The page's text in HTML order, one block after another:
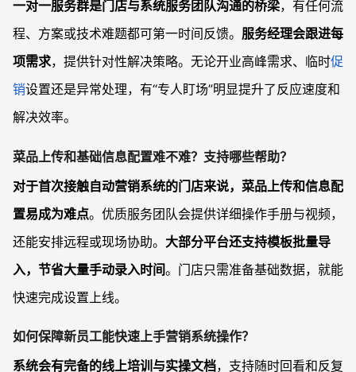
一对一服务群是门店与系统服务团队沟通的桥梁，有任何流
程、方案或技术难题都可第一时间反馈。 服务经理会跟进每
项需求，提供针对性解决策略。无论开业高峰需求、临时促
销设置还是异常处理，有“专人盯场”明显提升了反应速度和
解决效率。
菜品上传和基础信息配置难不难？支持哪些帮助？
对于首次接触自动营销系统的门店来说，菜品上传和信息配
置易成为难点。优质服务团队会提供详细操作手册与视频，
还能安排远程或现场协助。 大部分平台还支持模板批量导
入，节省大量手动录入时间。门店只需准备基础数据，就能
快速完成设置上线。
如何保障新员工能快速上手营销系统操作？
系统会有完备的线上培训与实操文档，支持随时回看和反复